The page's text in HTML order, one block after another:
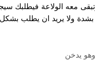
معه الولاعة فيطلبك
بشدة ولا يريد ان يطلب
يدخن